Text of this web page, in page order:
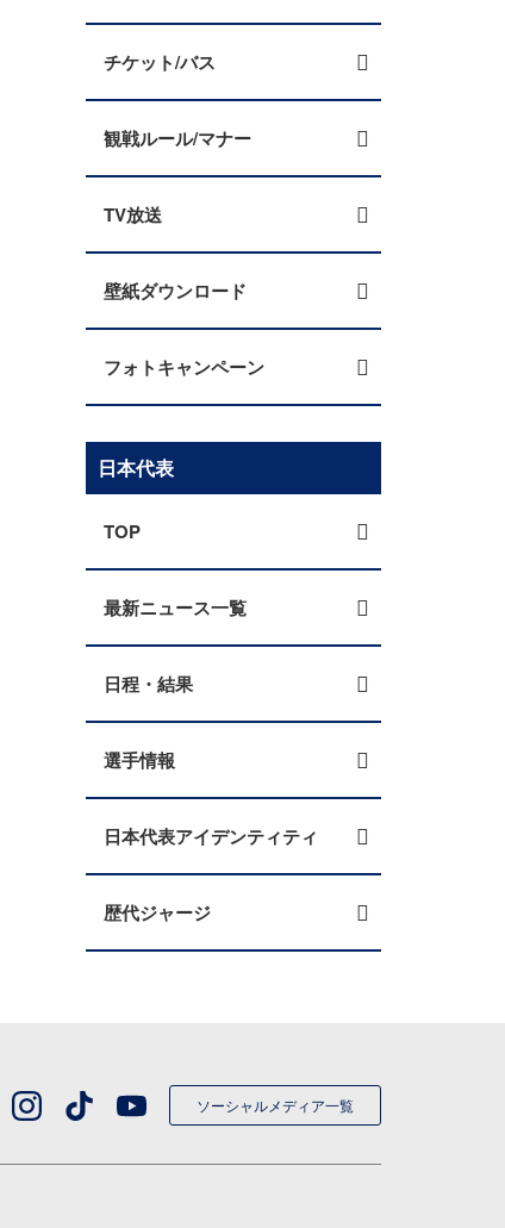
チケット/バス
観戦ルール/マナー
TV放送
壁紙ダウンロード
フォトキャンペーン
日本代表
TOP
最新ニュース一覧
日程・結果
選手情報
日本代表アイデンティティ
歴代ジャージ
ソーシャルメディア一覧